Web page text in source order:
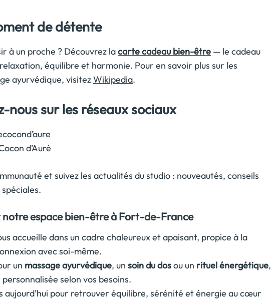
de détente
à un proche ? Découvrez lacarte cadeau bien-être — le cadeau
équilibre et harmonie. Pour en savoir plus sur les
ayurvédique, visitezWikipedia.
nous sur les réseaux sociaux
d’Auré
et suivez les actualités du studio : nouveautés, conseils
notre espace bien-être à Fort-de-France
accueille dans un cadre chaleureux et apaisant, propice à la
avec soi-même.
un massage ayurvédique, un soin du dosou un rituel énergétique,
selon vos besoins.
aujourd’hui pour retrouver équilibre, sérénité et énergie au cœur